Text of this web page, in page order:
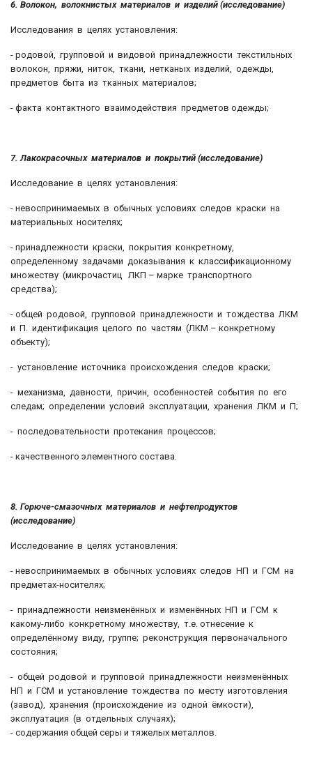
6. Волокон, волокнистых материалов и изделий (исследование)
Исследования в целях установления:
- родовой, групповой и видовой принадлежности текстильных
волокон, пряжи, ниток, ткани, нетканых изделий, одежды,
предметов быта из тканных материалов;
- факта контактного взаимодействия предметов одежды;
7. Лакокрасочных материалов и покрытий (исследование)
Исследование в целях установления:
- невоспринимаемых в обычных условиях следов краски на
материальных носителях;
- принадлежности краски, покрытия конкретному,
определенному задачами доказывания к классификационному
множеству (микрочастиц ЛКП – марке транспортного
средства);
- общей родовой, групповой принадлежности и тождества ЛКМ
и П. идентификация целого по частям (ЛКМ – конкретному
объекту);
- установление источника происхождения следов краски;
- механизма, давности, причин, особенностей события по его
следам; определении условий эксплуатации, хранения ЛКМ и П;
- последовательности протекания процессов;
- качественного элементного состава.
8. Горюче-смазочных материалов и нефтепродуктов
(исследование)
Исследование в целях установления:
- невоспринимаемых в обычных условиях следов НП и ГСМ на
предметах-носителях;
- принадлежности неизменённых и изменённых НП и ГСМ к
какому-либо конкретному множеству, т.е. отнесение к
определённому виду, группе; реконструкция первоначального
состояния;
- общей родовой и групповой принадлежности неизменённых
НП и ГСМ и установление тождества по месту изготовления
(завод), хранения (происхождение из одной ёмкости),
эксплуатация (в отдельных случаях);
- содержания общей серы и тяжелых металлов.